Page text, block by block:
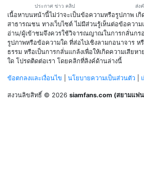
ประกาศ ข่าว คลิป ส่ง
เนื้อหาบนหน้านี้ไม่ว่าจะเป็นข้อความหรือรูปภาพ เกิ
สาธารณชน ทางเว็บไซต์ ไม่มีส่วนรู้เห็นต่อข้อความ
อ่าน/ผู้เข้าชมจึงควรใช้วิจารณญาณในการกลั่นกร
รูปภาพหรือข้อความใด ที่ส่อไปเชิงลามกอนาจาร
ธรรม หรือเป็นการกลั่นแกล้งเพื่อให้เกิดความเสีย
ใด โปรดติดต่อเรา โดยคลิกที่ลิงค์ด้านล่างนี้
ข้อตกลงและเงื่อนไข นโยบายความเป็นส่วนตัว
สงวนลิขสิทธิ์ © 2026 siamfans.com (สยามแฟ